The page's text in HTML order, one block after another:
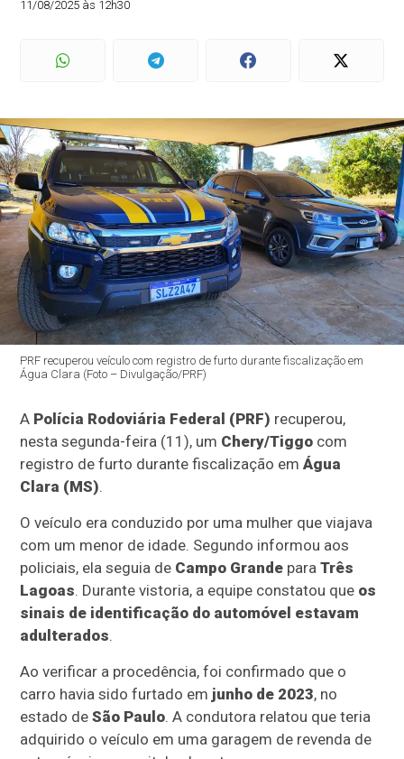
11/08/2025 às 12h30
PRF recuperou veículo com registro de furto durante fiscalização em
Água Clara (Foto – Divulgação/PRF)
A Polícia Rodoviária Federal (PRF) recuperou,
nesta segunda-feira (11), um Chery/Tiggo com
registro de furto durante fiscalização emÁgua
Clara (MS).
O veículo era conduzido por uma mulher que viajava
com um menor de idade. Segundo informou aos
policiais, ela seguia de Campo Grande paraTrês
Lagoas. Durante vistoria, a equipe constatou que os
sinais de identificação do automóvel estavam
adulterados.
Ao verificar a procedência, foi confirmado que o
carro havia sido furtado em junho de 2023, no
estado deSão Paulo. A condutora relatou que teria
adquirido o veículo em uma garagem de revenda de